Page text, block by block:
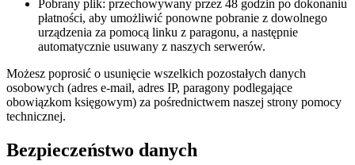
Pobrany plik: przechowywany przez 48 godzin po dokonaniu
płatności, aby umożliwić ponowne pobranie z dowolnego
urządzenia za pomocą linku z paragonu, a następnie
automatycznie usuwany z naszych serwerów.
Możesz poprosić o usunięcie wszelkich pozostałych danych
osobowych (adres e-mail, adres IP, paragony podlegające
obowiązkom księgowym) za pośrednictwem naszej strony pomocy
technicznej.
Bezpieczeństwo danych